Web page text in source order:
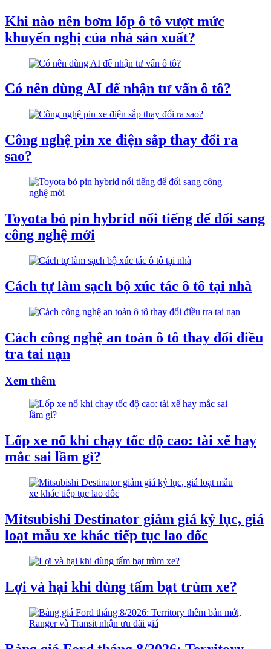
Khi nào nên bơm lốp ô tô vượt mức
khuyến nghị của nhà sản xuất?
Có nên dùng AI để nhận tư vấn ô tô?
Công nghệ pin xe điện sắp thay đổi ra
sao?
Toyota bỏ pin hybrid nổi tiếng để đổi sang
công nghệ mới
Cách tự làm sạch bộ xúc tác ô tô tại nhà
Cách công nghệ an toàn ô tô thay đổi điều
tra tai nạn
Xem thêm
Lốp xe nổ khi chạy tốc độ cao: tài xế hay
mắc sai lầm gì?
Mitsubishi Destinator giảm giá kỷ lục, giá
loạt mẫu xe khác tiếp tục lao dốc
Lợi và hại khi dùng tấm bạt trùm xe?